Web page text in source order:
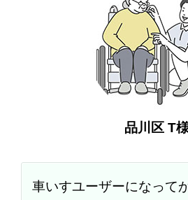
品川区 T
車いすユーザーになって